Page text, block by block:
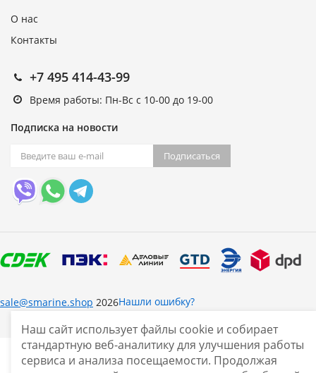
О нас
Контакты
+7 495 414-43-99
Время работы: Пн-Вс с 10-00 до 19-00
Подписка на новости
Подписаться
sale@smarine.shop 2026Нашли ошибку?
Наш сайт использует файлы cookie и собирает
стандартную веб-аналитику для улучшения работы
сервиса и анализа посещаемости. Продолжая